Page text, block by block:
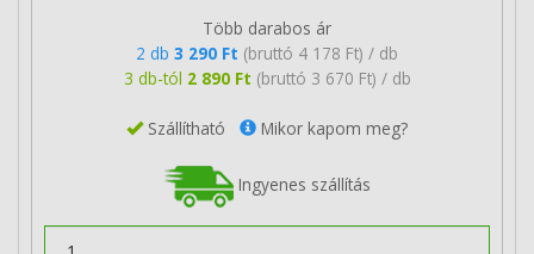
Több darabos ár
2 db 3 290 Ft (bruttó 4 178 Ft) / db
3 db-tól 2 890 Ft (bruttó 3 670 Ft) / db
Szállítható Mikor kapom meg?
Ingyenes szállítás